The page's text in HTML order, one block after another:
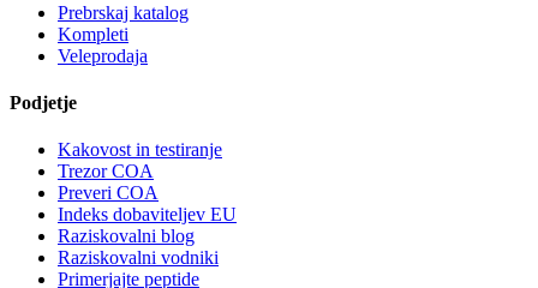
Prebrskaj katalog
Kompleti
Veleprodaja
Podjetje
Kakovost in testiranje
Trezor COA
Preveri COA
Indeks dobaviteljev EU
Raziskovalni blog
Raziskovalni vodniki
Primerjajte peptide